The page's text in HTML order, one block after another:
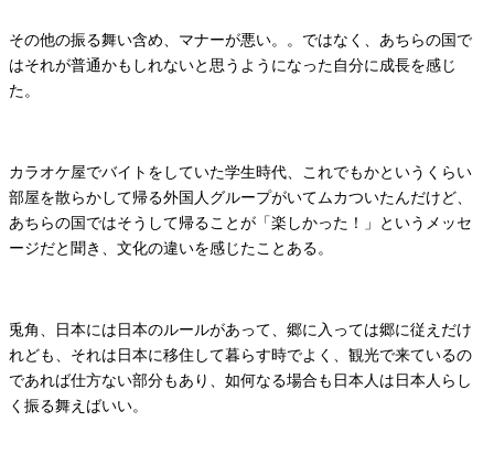
その他の振る舞い含め、マナーが悪い。。ではなく、あちらの国で
はそれが普通かもしれないと思うようになった自分に成長を感じ
た。
カラオケ屋でバイトをしていた学生時代、これでもかというくらい
部屋を散らかして帰る外国人グループがいてムカついたんだけど、
あちらの国ではそうして帰ることが「楽しかった！」というメッセ
ージだと聞き、文化の違いを感じたことある。
兎角、日本には日本のルールがあって、郷に入っては郷に従えだけ
れども、それは日本に移住して暮らす時でよく、観光で来ているの
であれば仕方ない部分もあり、如何なる場合も日本人は日本人らし
く振る舞えばいい。